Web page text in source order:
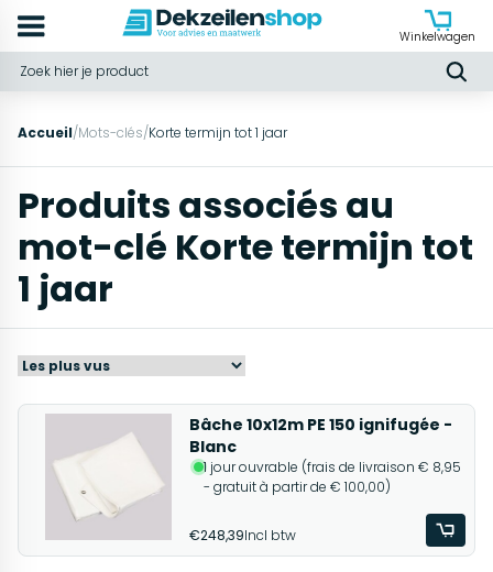
Winkelwagen
Accueil/Mots-clés/Korte termijn tot 1 jaar
Produits associés au
mot-clé Korte termijn tot
1 jaar
Bâche 10x12m PE 150 ignifugée -
Blanc
1 jour ouvrable (frais de livraison € 8,95
- gratuit à partir de € 100,00)
€248,39Incl btw